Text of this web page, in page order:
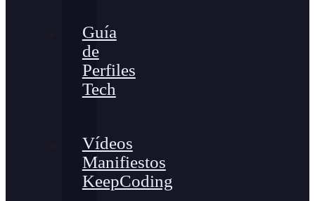
Guía
de
Perfiles
Tech
Vídeos
Manifiestos
KeepCoding